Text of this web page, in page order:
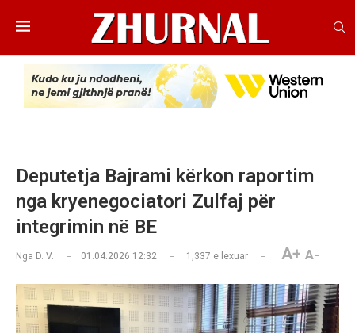
Deputetja Bajrami kërkon raportim
nga kryenegociatori Zulfaj për
integrimin në BE
Nga D. V. 01.04.2026 12:32 1,337 e lexuar A+ A-